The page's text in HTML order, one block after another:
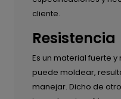
cliente.
Resistencia
Es un material fuerte
puede moldear,
manejar. Dicho de